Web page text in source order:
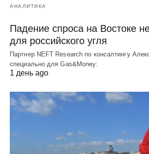
АНАЛИТИКА
Падение спроса на Востоке
для российского угля
Партнер NEFT Research по консалтингу
специально для Gas&Money:
1 день ago